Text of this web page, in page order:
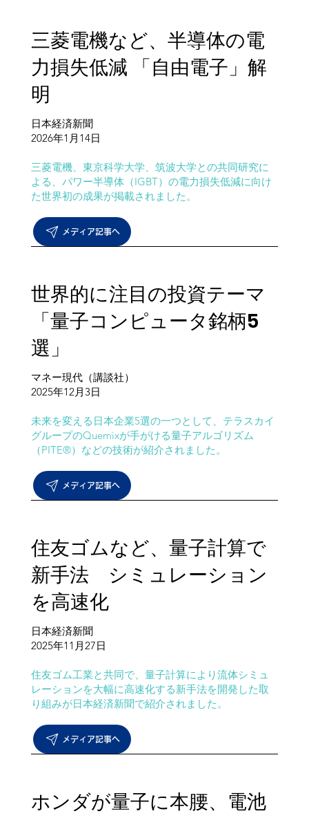
三菱電機など、半導体の電
力損失低減 「自由電子」解
明
日本経済新聞
​2026年1月14日
三菱電機、東京科学大学、筑波大学との共同研究に
よる、パワー半導体（IGBT）の電力損失低減に向け
た世界初の成果が掲載されました。
メディア記事へ
世界的に注目の投資テーマ
「量子コンピュータ銘柄5
選」
マネー現代（講談社）
​2025年12月3日
未来を変える日本企業5選の一つとして、テラスカイ
グループのQuemixが手がける量子アルゴリズム
（PITE®）などの技術が紹介されました。
メディア記事へ
住友ゴムなど、量子計算で
新手法 シミュレーション
を高速化
日本経済新聞
​2025年11月27日
住友ゴム工業と共同で、量子計算により流体シミュ
レーションを大幅に高速化する新手法を開発した取
り組みが日本経済新聞で紹介されました。
メディア記事へ
ホンダが量⼦に本腰、電池